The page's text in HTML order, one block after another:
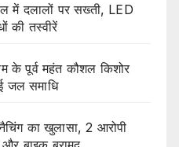
में दलालों पर सख्ती, LED
की तस्वीरें
के पूर्व महंत कौशल किशोर
जल समाधि
का खुलासा, 2 आरोपी